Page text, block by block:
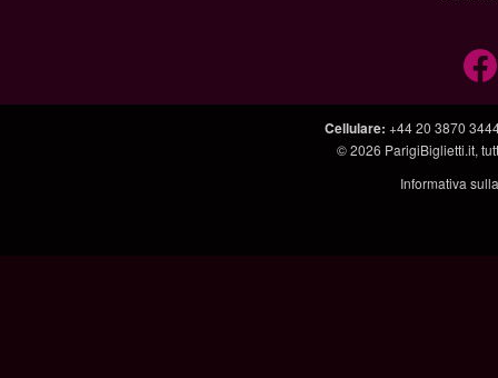
Cellulare: +44 20 3870
© 2026 ParigiBiglietti.it,
Informativa